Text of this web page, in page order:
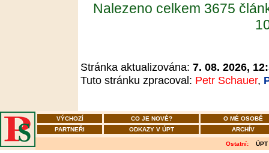
Nalezeno celkem 3675
Stránka aktualizována: 7. 08. 2026,
Tuto stránku zpracoval: Petr Schauer,
VÝCHOZÍ CO JE NOVÉ?
O MÉ OSOBĚ
PARTNEŘI
ODKAZY V ÚPT ARCHÍV
Ostatní: ÚPT